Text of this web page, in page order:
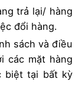
trả lại/ hàng
đổi hàng.
sách và điều
các mặt hàng
biệt tại bất kỳ